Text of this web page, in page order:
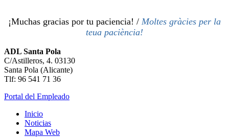
¡Muchas gracias por tu paciencia! / Moltes gràcies per la
teua paciència!
ADL Santa Pola
C/Astilleros, 4. 03130
Santa Pola (Alicante)
Tlf: 96 541 71 36
Portal del Empleado
Inicio
Noticias
Mapa Web